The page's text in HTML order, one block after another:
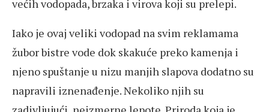
većih vodopada, brzaka i virova koji su prelepi.
Iako je ovaj veliki vodopad na svim reklamama
žubor bistre vode dok skakuće preko kamenja i
njeno spuštanje u nizu manjih slapova dodatno su
napravili iznenađenje. Nekoliko njih su